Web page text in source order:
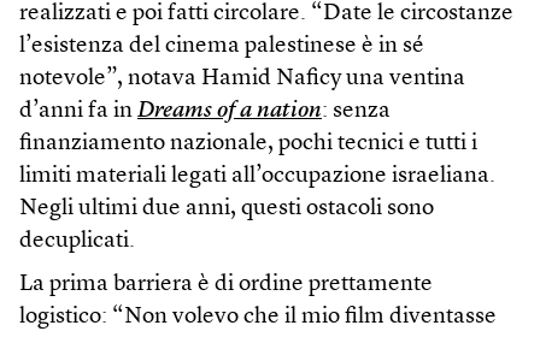
realizzati e poi fatti circolare. “Date le circostanze
l’esistenza del cinema palestinese è in sé
notevole”, notava Hamid Naficy una ventina
d’anni fa in Dreams of a nation: senza
finanziamento nazionale, pochi tecnici e tutti i
limiti materiali legati all’occupazione israeliana.
Negli ultimi due anni, questi ostacoli sono
decuplicati.
La prima barriera è di ordine prettamente
logistico: “Non volevo che il mio film diventasse